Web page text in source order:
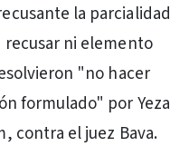
la parcialidad
ni elemento
"no hacer
formulado" por Yeza
contra el juez Bava.